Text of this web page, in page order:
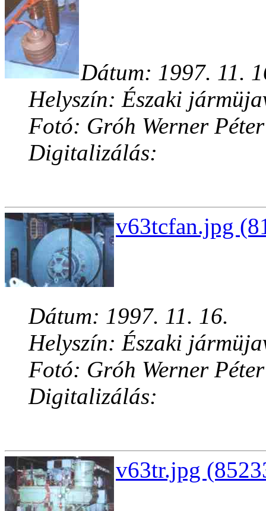
Dátum: 1997. 11.
Helyszín: Északi
Fotó: Gróh Werner Péter
Digitalizálás:
v63tcfan.jpg
Dátum: 1997. 11. 16.
Helyszín: Északi
Fotó: Gróh Werner Péter
Digitalizálás:
v63tr.jpg